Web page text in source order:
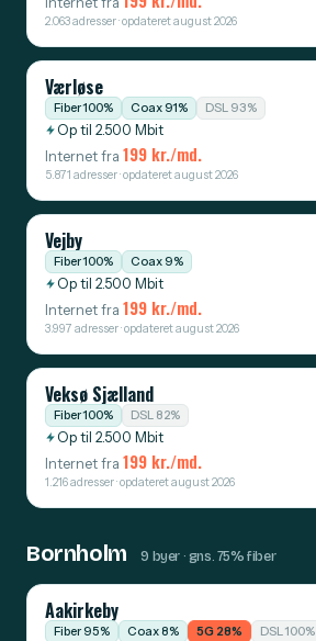
2.063 adresser · opdateret august 2026
Værløse
Fiber 100% Coax 91% DSL 93%
Op til 2.500 Mbit
Internet fra 199 kr./md.
5.871 adresser · opdateret august 2026
Vejby
Fiber 100% Coax 9%
Op til 2.500 Mbit
Internet fra 199 kr./md.
3.997 adresser · opdateret august 2026
Veksø Sjælland
Fiber 100% DSL 82%
Op til 2.500 Mbit
Internet fra 199 kr./md.
1.216 adresser · opdateret august 2026
Bornholm 9 byer · gns. 75% fiber
Aakirkeby
Fiber 95% Coax 8% 5G 28% DSL 100%